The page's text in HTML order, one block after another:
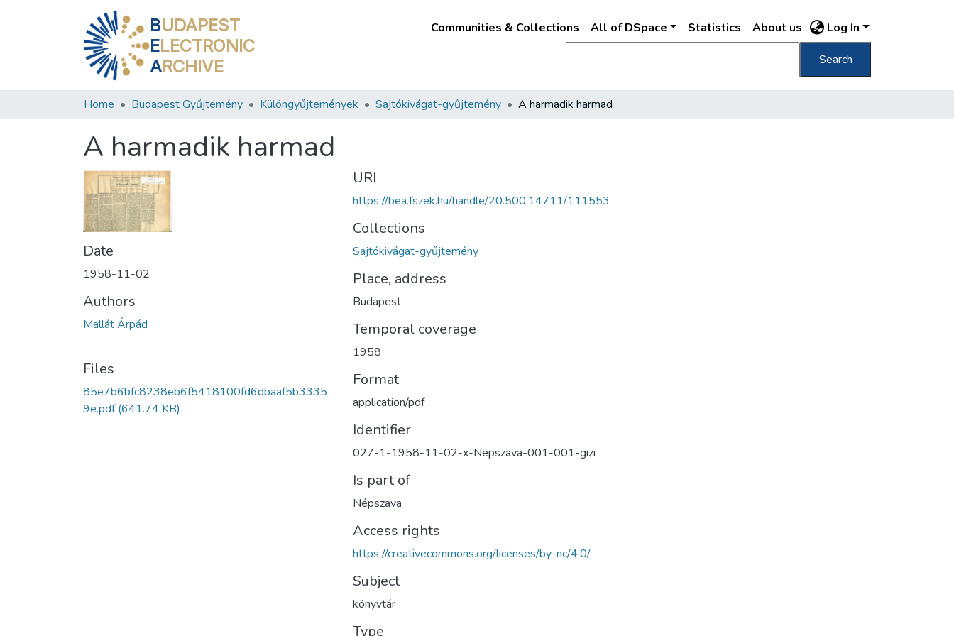
BUDAPEST
ELECTRONIC
ARCHIVE
Communities & Collections All of DSpace Statistics About us Log In
Search
Home Budapest Gyűjtemény Különgyűjtemények Sajtókivágat-gyűjtemény A harmadik harmad
A harmadik harmad
Date
1958-11-02
Authors
Mallát Árpád
Files
85e7b6bfc8238eb6f5418100fd6dbaaf5b3335
9e.pdf(641.74 KB)
URI
https://bea.fszek.hu/handle/20.500.14711/111553
Collections
Sajtókivágat-gyűjtemény
Place, address
Budapest
Temporal coverage
1958
Format
application/pdf
Identifier
027-1-1958-11-02-x-Nepszava-001-001-gizi
Is part of
Népszava
Access rights
https://creativecommons.org/licenses/by-nc/4.0/
Subject
könyvtár
Type